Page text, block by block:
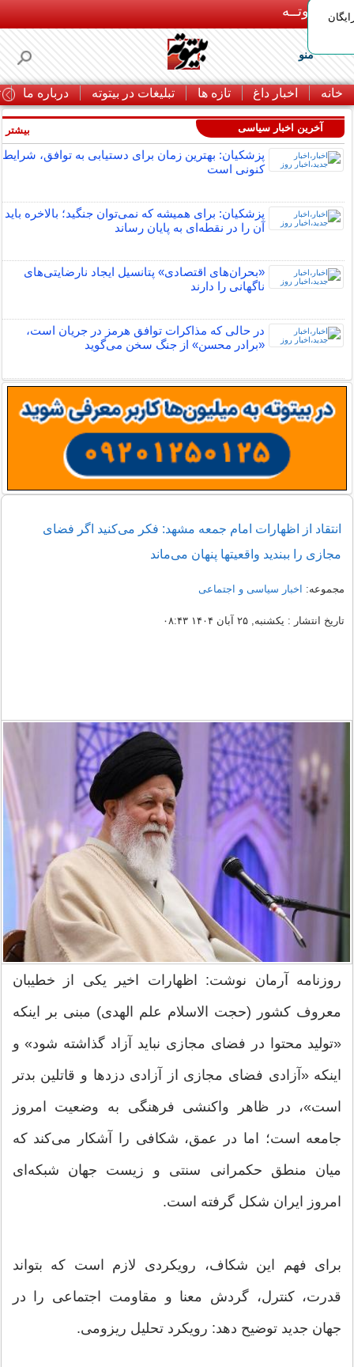
بـیتوتــه
منو
خانه اخبار داغ تازه ها تبلیغات در بیتوته درباره ما
آخرین اخبار سیاسی
پزشکیان: بهترین زمان برای دستیابی به توافق، شرایط
کنونی است
پزشکیان: برای همیشه که نمی‌توان جنگید؛ بالاخره باید
آن را در نقطه‌ای به پایان رساند
«بحران‌های اقتصادی» پتانسیل ایجاد نارضایتی‌های
ناگهانی را دارند
در حالی که مذاکرات توافق هرمز در جریان است،
«برادر محسن» از جنگ سخن می‌گوید
بیشتر
انتقاد از اظهارات امام جمعه مشهد: فکر می‌کنید اگر فضای
مجازی را ببندید واقعیتها پنهان می‌ماند
مجموعه: اخبار سیاسی و اجتماعی
تاریخ انتشار : یکشنبه, ۲۵ آبان ۱۴۰۴ ۰۸:۴۳
روزنامه آرمان نوشت: اظهارات اخیر یکی از خطیبان
معروف کشور (حجت الاسلام علم الهدی) مبنی بر اینکه
«تولید محتوا در فضای مجازی نباید آزاد گذاشته شود» و
اینکه «آزادی فضای مجازی از آزادی دزدها و قاتلین بدتر
است»، در ظاهر واکنشی فرهنگی به وضعیت امروز
جامعه است؛ اما در عمق، شکافی را آشکار می‌کند که
میان منطق حکمرانی سنتی و زیست ‌جهان شبکه‌ای
امروز ایران شکل گرفته است.
برای فهم این شکاف، رویکردی لازم است که بتواند
قدرت، کنترل، گردش معنا و مقاومت اجتماعی را در
جهان جدید توضیح دهد: رویکرد تحلیل ریزومی.